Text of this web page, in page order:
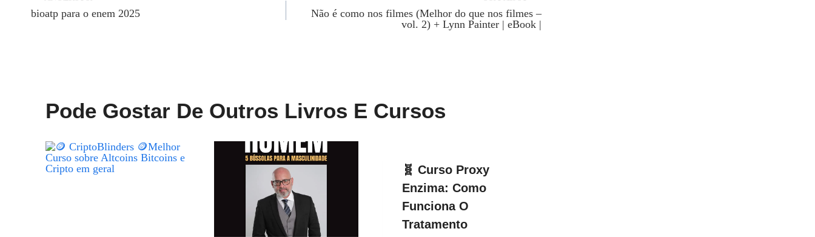
Navegação
bioatp para o enem 2025
Não é como nos filmes (Melhor do que nos filmes –
vol. 2) + Lynn Painter | eBook |
Pode Gostar De Outros Livros E Cursos
🧬 Curso Proxy
Enzima: Como
Funciona O
Tratamento